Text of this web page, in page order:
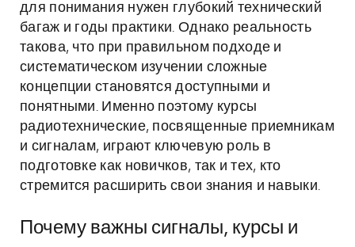
для понимания нужен глубокий технический
багаж и годы практики. Однако реальность
такова, что при правильном подходе и
систематическом изучении сложные
концепции становятся доступными и
понятными. Именно поэтому курсы
радиотехнические, посвященные приемникам
и сигналам, играют ключевую роль в
подготовке как новичков, так и тех, кто
стремится расширить свои знания и навыки.
Почему важны сигналы, курсы и